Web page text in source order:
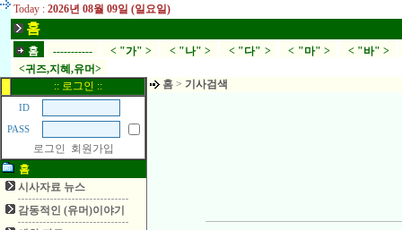
Today : 2026년 08월 09일 (일요일)
홈
홈 ----------- < "가" > < "나" > < "다" > < "마" > < "바" >
<귀즈,지혜,유머>
:: 로그인 ::
ID
PASS
로그인
회원가입
홈
시사자료 뉴스
감동적인 (유머)이야기
홈 > 기사검색